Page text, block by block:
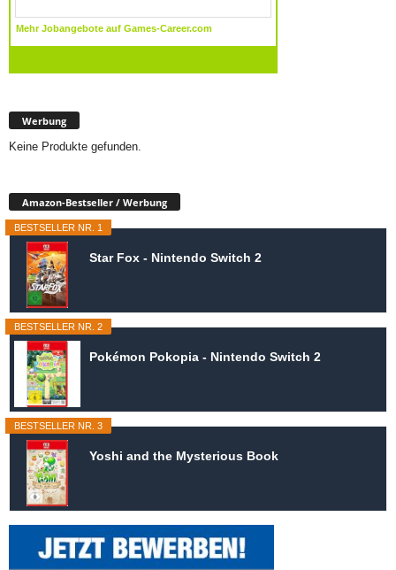
Werbung
Keine Produkte gefunden.
Amazon-Bestseller / Werbung
BESTSELLER NR. 1
Star Fox - Nintendo Switch 2
BESTSELLER NR. 2
Pokémon Pokopia - Nintendo Switch 2
BESTSELLER NR. 3
Yoshi and the Mysterious Book